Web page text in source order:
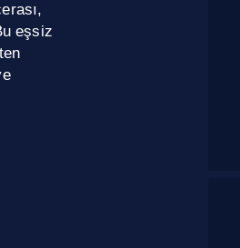
eşsiz